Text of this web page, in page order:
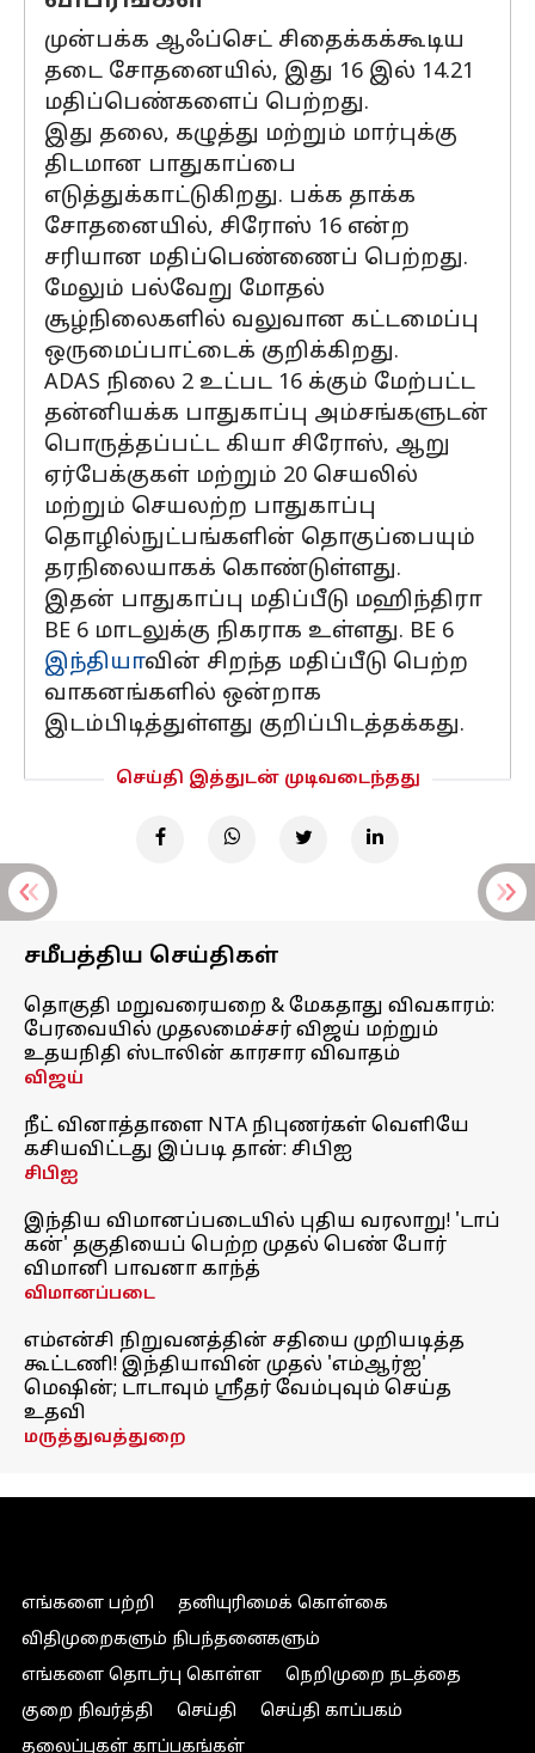
முன்பக்க ஆஃப்செட் சிதைக்கக்கூடிய
தடை சோதனையில், இது 16 இல் 14.21
மதிப்பெண்களைப் பெற்றது.
இது தலை, கழுத்து மற்றும் மார்புக்கு
திடமான பாதுகாப்பை
எடுத்துக்காட்டுகிறது. பக்க தாக்க
சோதனையில், சிரோஸ் 16 என்ற
சரியான மதிப்பெண்ணைப் பெற்றது.
மேலும் பல்வேறு மோதல்
சூழ்நிலைகளில் வலுவான கட்டமைப்பு
ஒருமைப்பாட்டைக் குறிக்கிறது.
ADAS நிலை 2 உட்பட 16 க்கும் மேற்பட்ட
தன்னியக்க பாதுகாப்பு அம்சங்களுடன்
பொருத்தப்பட்ட கியா சிரோஸ், ஆறு
ஏர்பேக்குகள் மற்றும் 20 செயலில்
மற்றும் செயலற்ற பாதுகாப்பு
தொழில்நுட்பங்களின் தொகுப்பையும்
தரநிலையாகக் கொண்டுள்ளது.
இதன் பாதுகாப்பு மதிப்பீடு மஹிந்திரா
BE 6 மாடலுக்கு நிகராக உள்ளது. BE 6
இந்தியாவின் சிறந்த மதிப்பீடு பெற்ற
வாகனங்களில் ஒன்றாக
இடம்பிடித்துள்ளது குறிப்பிடத்தக்கது.
செய்தி இத்துடன் முடிவடைந்தது
சமீபத்திய செய்திகள்
தொகுதி மறுவரையறை & மேகதாது விவகாரம்:
பேரவையில் முதலமைச்சர் விஜய் மற்றும்
உதயநிதி ஸ்டாலின் காரசார விவாதம்
விஜய்
நீட் வினாத்தாளை NTA நிபுணர்கள் வெளியே
கசியவிட்டது இப்படி தான்: சிபிஐ
சிபிஐ
இந்திய விமானப்படையில் புதிய வரலாறு! 'டாப்
கன்' தகுதியைப் பெற்ற முதல் பெண் போர்
விமானி பாவனா காந்த்
விமானப்படை
எம்என்சி நிறுவனத்தின் சதியை முறியடித்த
கூட்டணி! இந்தியாவின் முதல் 'எம்ஆர்ஐ'
மெஷின்; டாடாவும் ஸ்ரீதர் வேம்புவும் செய்த
உதவி
மருத்துவத்துறை
எங்களை பற்றி
தனியுரிமைக் கொள்கை
விதிமுறைகளும் நிபந்தனைகளும்
எங்களை தொடர்பு கொள்ள
நெறிமுறை நடத்தை
குறை நிவர்த்தி
செய்தி
செய்தி காப்பகம்
தலைப்புகள் காப்பகங்கள்